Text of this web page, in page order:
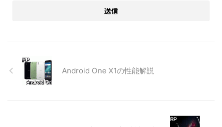
Android One X1の性能解説